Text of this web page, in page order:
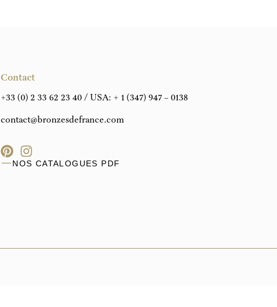
Contact
+33 (0) 2 33 62 23 40 / USA: + 1 (347) 947 – 0138
contact@bronzesdefrance.com
NOS CATALOGUES PDF